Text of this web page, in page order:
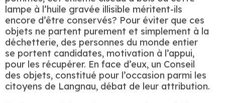
lampe à l’huile gravée illisible méritent-ils
encore d’être conservés? Pour éviter que ces
objets ne partent purement et simplement à la
déchetterie, des personnes du monde entier
se portent candidates, motivation à l’appui,
pour les récupérer. En face d’eux, un Conseil
des objets, constitué pour l’occasion parmi les
citoyens de Langnau, débat de leur attribution.